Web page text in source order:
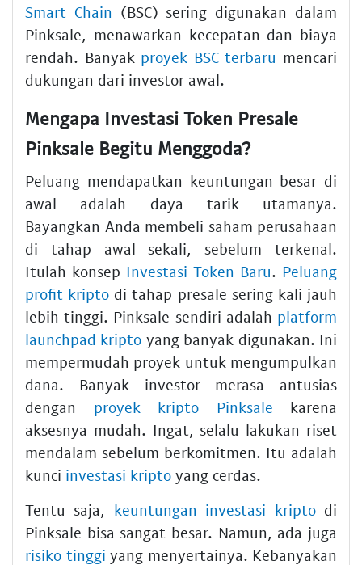
Smart Chain (BSC) sering digunakan dalam
Pinksale, menawarkan kecepatan dan biaya
rendah. Banyak proyek BSC terbaru mencari
dukungan dari investor awal.
Mengapa Investasi Token Presale
Pinksale Begitu Menggoda?
Peluang mendapatkan keuntungan besar di
awal adalah daya tarik utamanya.
Bayangkan Anda membeli saham perusahaan
di tahap awal sekali, sebelum terkenal.
Itulah konsep Investasi Token Baru. Peluang
profit kripto di tahap presale sering kali jauh
lebih tinggi. Pinksale sendiri adalah platform
launchpad kripto yang banyak digunakan. Ini
mempermudah proyek untuk mengumpulkan
dana. Banyak investor merasa antusias
dengan proyek kripto Pinksale karena
aksesnya mudah. Ingat, selalu lakukan riset
mendalam sebelum berkomitmen. Itu adalah
kunci investasi kripto yang cerdas.
Tentu saja, keuntungan investasi kriptodi
Pinksale bisa sangat besar. Namun, ada juga
risiko tinggi yang menyertainya. Kebanyakan